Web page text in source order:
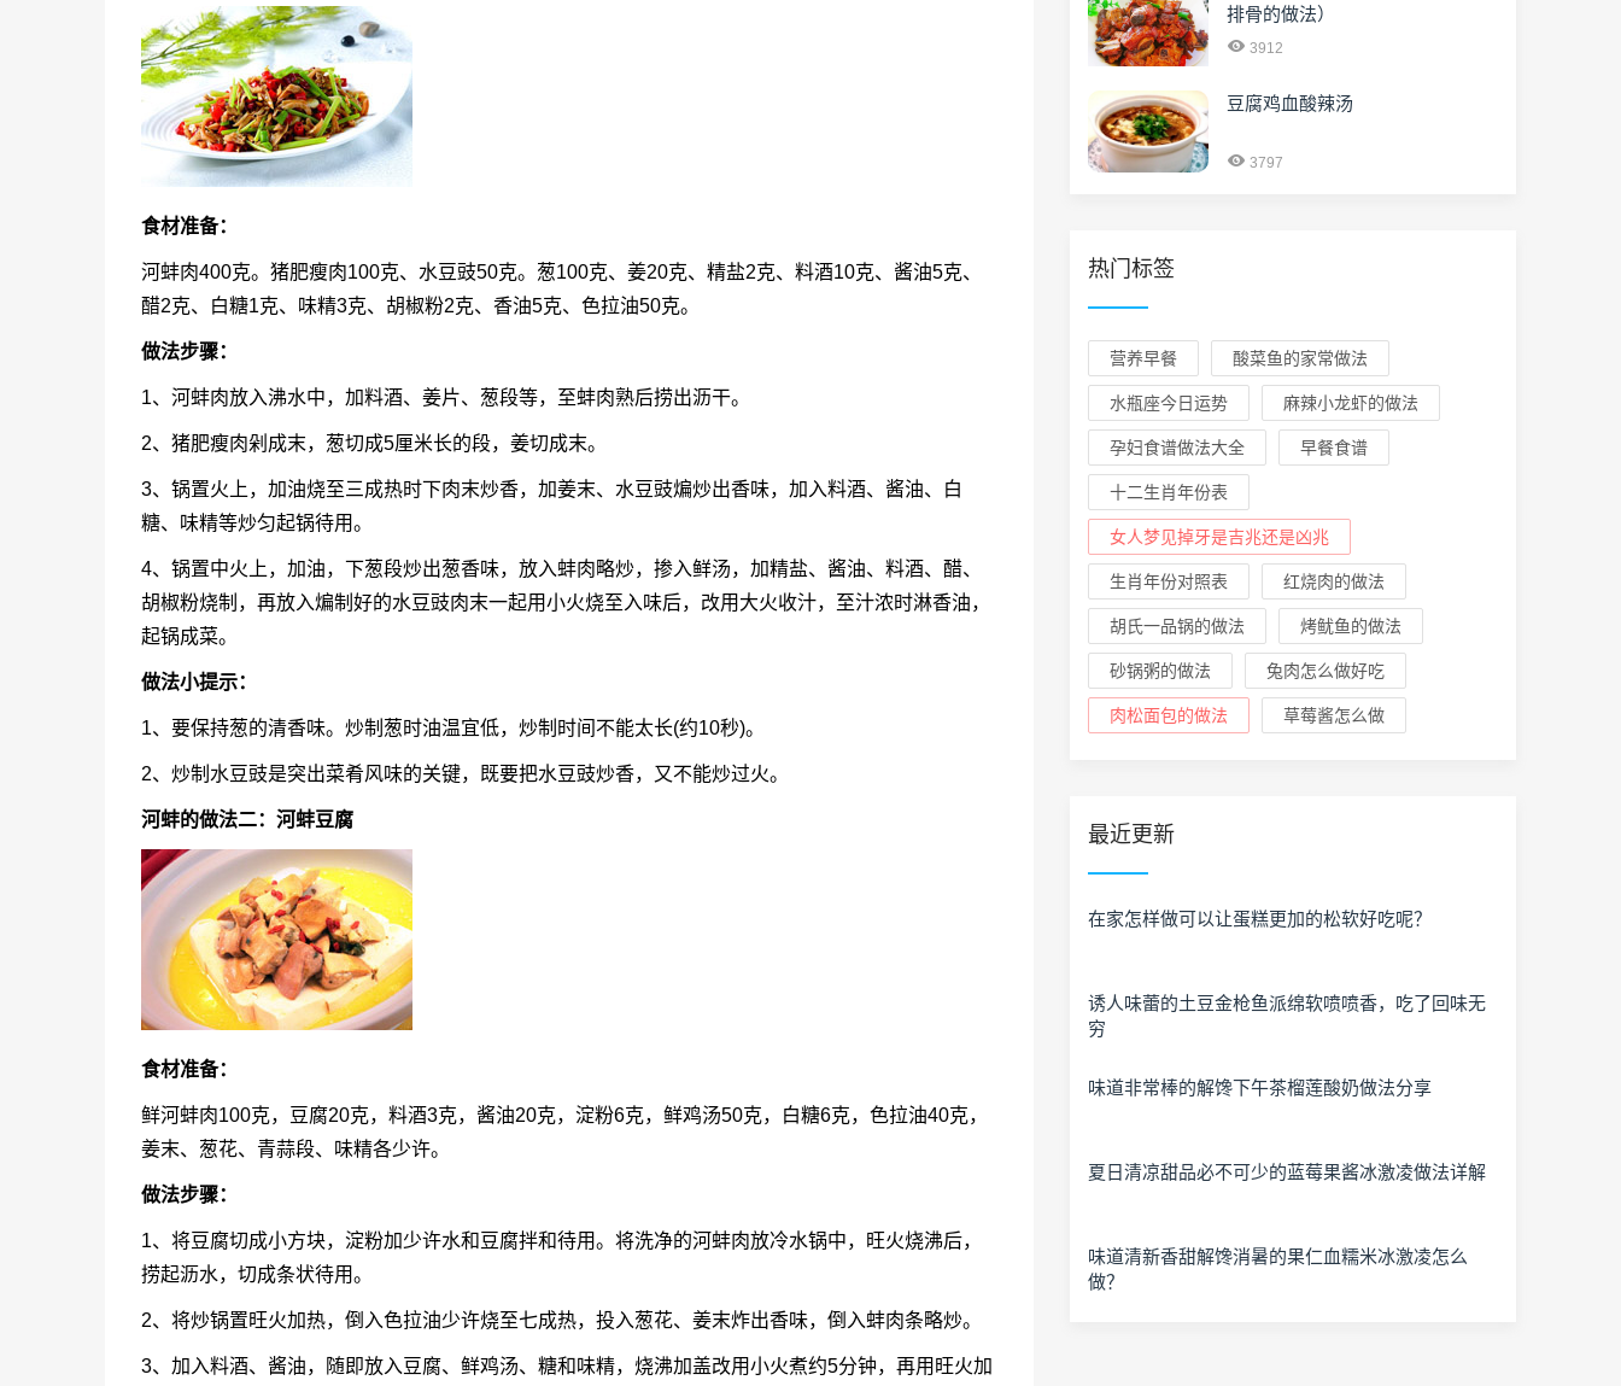
食材准备：
河蚌肉400克。猪肥瘦肉100克、水豆豉50克。葱100克、姜20克、精盐2克、料酒10克、酱油5克、
醋2克、白糖1克、味精3克、胡椒粉2克、香油5克、色拉油50克。
做法步骤：
1、河蚌肉放入沸水中，加料酒、姜片、葱段等，至蚌肉熟后捞出沥干。
2、猪肥瘦肉剁成末，葱切成5厘米长的段，姜切成末。
3、锅置火上，加油烧至三成热时下肉末炒香，加姜末、水豆豉煸炒出香味，加入料酒、酱油、白
糖、味精等炒匀起锅待用。
4、锅置中火上，加油，下葱段炒出葱香味，放入蚌肉略炒，掺入鲜汤，加精盐、酱油、料酒、醋、
胡椒粉烧制，再放入煸制好的水豆豉肉末一起用小火烧至入味后，改用大火收汁，至汁浓时淋香油，
起锅成菜。
做法小提示：
1、要保持葱的清香味。炒制葱时油温宜低，炒制时间不能太长(约10秒)。
2、炒制水豆豉是突出菜肴风味的关键，既要把水豆豉炒香，又不能炒过火。
河蚌的做法二：河蚌豆腐
食材准备：
鲜河蚌肉100克，豆腐20克，料酒3克，酱油20克，淀粉6克，鲜鸡汤50克，白糖6克，色拉油40克，
姜末、葱花、青蒜段、味精各少许。
做法步骤：
1、将豆腐切成小方块，淀粉加少许水和豆腐拌和待用。将洗净的河蚌肉放冷水锅中，旺火烧沸后，
捞起沥水，切成条状待用。
2、将炒锅置旺火加热，倒入色拉油少许烧至七成热，投入葱花、姜末炸出香味，倒入蚌肉条略炒。
3、加入料酒、酱油，随即放入豆腐、鲜鸡汤、糖和味精，烧沸加盖改用小火煮约5分钟，再用旺火加
排骨的做法）
3912
豆腐鸡血酸辣汤
3797
热门标签
营养早餐 酸菜鱼的家常做法
水瓶座今日运势 麻辣小龙虾的做法
孕妇食谱做法大全 早餐食谱
十二生肖年份表
女人梦见掉牙是吉兆还是凶兆
生肖年份对照表 红烧肉的做法
胡氏一品锅的做法 烤鱿鱼的做法
砂锅粥的做法 兔肉怎么做好吃
肉松面包的做法 草莓酱怎么做
最近更新
在家怎样做可以让蛋糕更加的松软好吃呢？
诱人味蕾的土豆金枪鱼派绵软喷喷香，吃了回味无
穷
味道非常棒的解馋下午茶榴莲酸奶做法分享
夏日清凉甜品必不可少的蓝莓果酱冰激凌做法详解
味道清新香甜解馋消暑的果仁血糯米冰激凌怎么
做？